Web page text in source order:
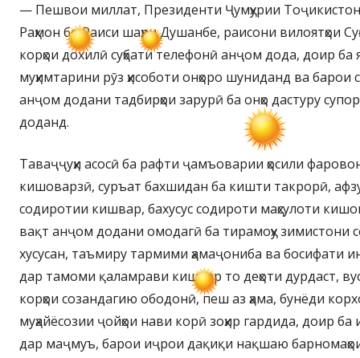
— Пешвои миллат, Президенти Ҷумҳурии
Раҳмон бо Раиси шаҳри Душанбе, раисони вилоятҳои
корҳои дохилӣ суҳбати телефонӣ анҷом дода, доир
муҳимтарини рӯз ҳисоботи онҳоро шуниданд ва барои
анҷом додани тадбирҳои зарурӣ ба онҳо дастуру
доданд.
Таваҷҷуҳи асосӣ ба рафти ҷамъоварии ҳосили
кишоварзӣ, суръат бахшидан ба кишти такрорӣ,
содиротии кишвар, бахусус содироти маҳсулоти
вақт анҷом додани омодагӣ ба тирамоҳу зимистони
хусусан, таъмиру тармими ҳамаҷониба ва босифати
дар тамоми қаламрави кишвар то деҳоти дурдаст,
корҳои созандагию ободонӣ, пеш аз ҳама, бунёди
муҳайёсозии ҷойҳои нави корӣ зоҳир гардида, доир ба
дар маҷмуъ, барои иҷрои дақиқи нақшаю